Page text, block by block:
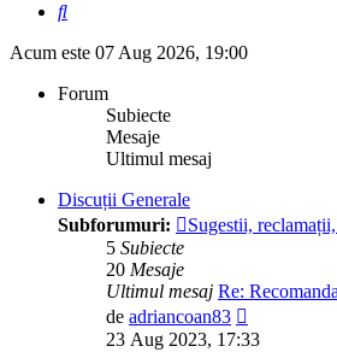
Căutare
Acum este 07 Aug 2026, 19:00
Forum
Subiecte
Mesaje
Ultimul mesaj
Discuții Generale
Subforumuri:
Sugestii,
5 Subiecte
20 Mesaje
Ultimul mesaj Re:
de adriancoan83
ultimul
23 Aug 2023, 17:33